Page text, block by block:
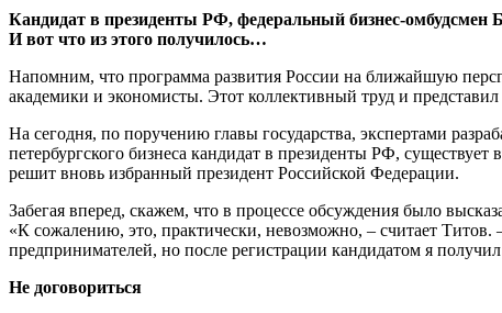
Кандидат в президенты РФ, федеральный бизнес-
И вот что из этого получилось…
Напомним, что программа развития России на ближайшую
академики и экономисты. Этот коллективный труд и
На сегодня, по поручению главы государства, экспертами
петербургского бизнеса кандидат в президенты РФ,
решит вновь избранный президент Российской Федерации.
Забегая вперед, скажем, что в процессе обсуждения было
«К сожалению, это, практически, невозможно, – считает
предпринимателей, но после регистрации кандидатом я
Не договориться